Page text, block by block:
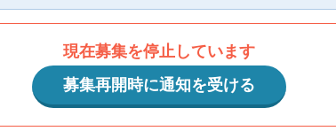
現在募集を停止しています
募集再開時に通知を受ける